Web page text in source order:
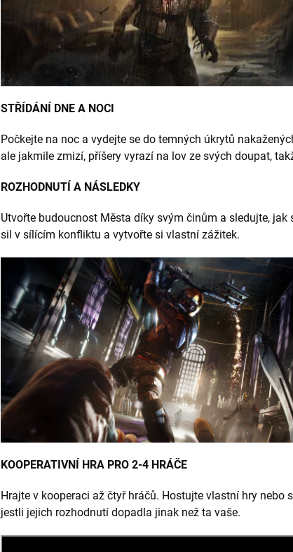
STŘÍDÁNÍ DNE A NOCI
Počkejte na noc a vydejte se do temných úkrytů
ale jakmile zmizí, příšery vyrazí na lov ze svých doupat,
ROZHODNUTÍ A NÁSLEDKY
Utvořte budoucnost Města díky svým činům a sledujte, jak
sil v sílícím konfliktu a vytvořte si vlastní zážitek.
KOOPERATIVNÍ HRA PRO 2-4 HRÁČE
Hrajte v kooperaci až čtyř hráčů. Hostujte vlastní hry nebo
jestli jejich rozhodnutí dopadla jinak než ta vaše.